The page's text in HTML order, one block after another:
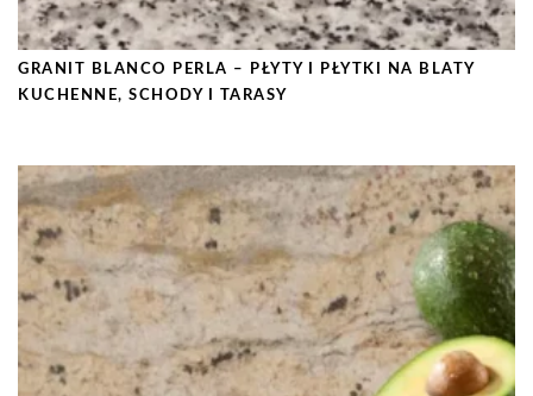
GRANIT BLANCO PERLA – PŁYTY I PŁYTKI NA BLATY
KUCHENNE, SCHODY I TARASY